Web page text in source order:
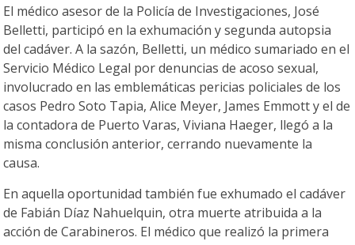
El médico asesor de la Policía de Investigaciones, José
Belletti, participó en la exhumación y segunda autopsia
del cadáver. A la sazón, Belletti, un médico sumariado en el
Servicio Médico Legal por denuncias de acoso sexual,
involucrado en las emblemáticas pericias policiales de los
casos Pedro Soto Tapia, Alice Meyer, James Emmott y el de
la contadora de Puerto Varas, Viviana Haeger, llegó a la
misma conclusión anterior, cerrando nuevamente la
causa.
En aquella oportunidad también fue exhumado el cadáver
de Fabián Díaz Nahuelquin, otra muerte atribuida a la
acción de Carabineros. El médico que realizó la primera